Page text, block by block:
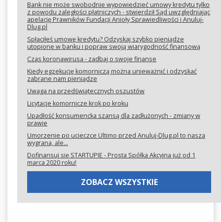
Bank nie może swobodnie wypowiedzieć umowy kredytu tylko
z powodu zaległości płatniczych - stwierdził Sąd uwzględniając
apelację Prawników Fundacji Anioły Sprawiedliwości i Anuluj-
Dlug.pl
Spłaciłeś umowę kredytu? Odzyskaj szybko pieniądze
utopione w banku i popraw swoją wiarygodność finansową
Czas koronawirusa - zadbaj o swoje finanse
Kiedy egzekucję komorniczą można unieważnić i odzyskać
zabrane nam pieniądze
Uwaga na przedświątecznych oszustów
Licytacje komornicze krok po kroku
Upadłość konsumencka szansą dla zadłużonych - zmiany w
prawie
Umorzenie po ucieczce Ultimo przed Anuluj-Dlug.pl to nasza
wygrana, ale...
Dofinansuj się STARTUPIE - Prosta Spółka Akcyjna już od 1
marca 2020 roku!
ZOBACZ WSZYSTKIE